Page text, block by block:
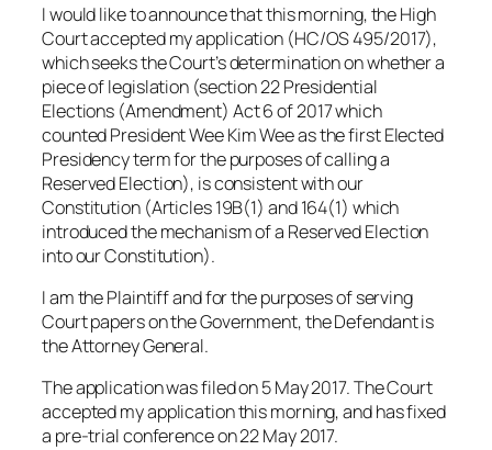
I would like to announce that this morning, the High
Court accepted my application (HC/OS 495/2017),
which seeks the Court’s determination on whether a
piece of legislation (section 22 Presidential
Elections (Amendment) Act 6 of 2017 which
counted President Wee Kim Wee as the first Elected
Presidency term for the purposes of calling a
Reserved Election), is consistent with our
Constitution (Articles 19B(1) and 164(1) which
introduced the mechanism of a Reserved Election
into our Constitution).
I am the Plaintiff and for the purposes of serving
Court papers on the Government, the Defendant is
the Attorney General.
The application was filed on 5 May 2017. The Court
accepted my application this morning, and has fixed
a pre-trial conference on 22 May 2017.